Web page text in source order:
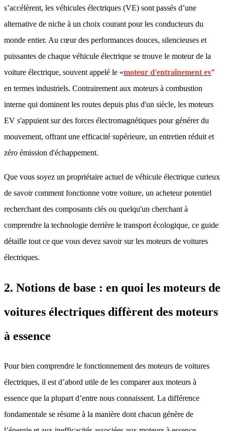
s’accélèrent, les véhicules électriques (VE) sont passés d’une
alternative de niche à un choix courant pour les conducteurs du
monde entier. Au cœur des performances douces, silencieuses et
puissantes de chaque véhicule électrique se trouve le moteur de la
voiture électrique, souvent appelé le «moteur d'entraînement ev"
en termes industriels. Contrairement aux moteurs à combustion
interne qui dominent les routes depuis plus d'un siècle, les moteurs
EV s'appuient sur des forces électromagnétiques pour générer du
mouvement, offrant une efficacité supérieure, un entretien réduit et
zéro émission d'échappement.
Que vous soyez un propriétaire actuel de véhicule électrique curieux
de savoir comment fonctionne votre voiture, un acheteur potentiel
recherchant des composants clés ou quelqu'un cherchant à
comprendre la technologie derrière le transport écologique, ce guide
détaille tout ce que vous devez savoir sur les moteurs de voitures
électriques.
2. Notions de base : en quoi les moteurs de
voitures électriques diffèrent des moteurs
à essence
Pour bien comprendre le fonctionnement des moteurs de voitures
électriques, il est d’abord utile de les comparer aux moteurs à
essence que la plupart d’entre nous connaissent. La différence
fondamentale se résume à la manière dont chacun génère de